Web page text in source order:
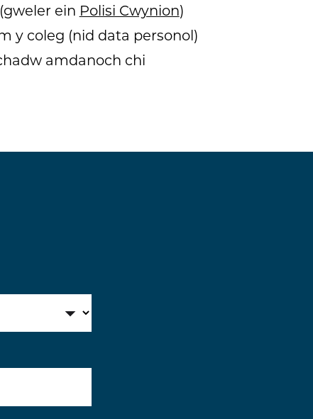
ein Polisi Cwynion)
y coleg (nid data personol)
amdanoch chi